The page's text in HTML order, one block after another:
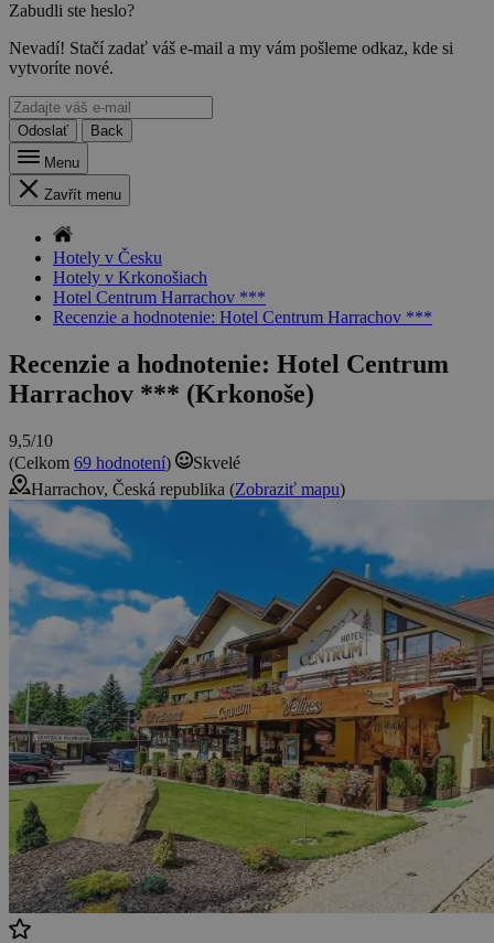
Zabudli ste heslo?
Nevadí! Stačí zadať váš e-mail a my vám pošleme odkaz, kde si
vytvoríte nové.
Odoslať
Back
Menu
Zavřít menu
Hotely v Česku
Hotely v Krkonošiach
Hotel Centrum Harrachov ***
Recenzie a hodnotenie: Hotel Centrum Harrachov ***
Recenzie a hodnotenie: Hotel Centrum
Harrachov *** (Krkonoše)
9,5/10
(Celkom 69 hodnotení)
Skvelé
Harrachov, Česká republika (Zobraziť mapu)